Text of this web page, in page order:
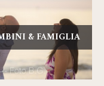
& FAMIGLIA